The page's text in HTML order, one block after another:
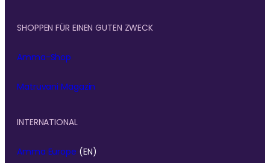
SHOPPEN FÜR EINEN GUTEN ZWECK
Amma-Shop
Matruvani Magazin
INTERNATIONAL
Amma Europe (EN)